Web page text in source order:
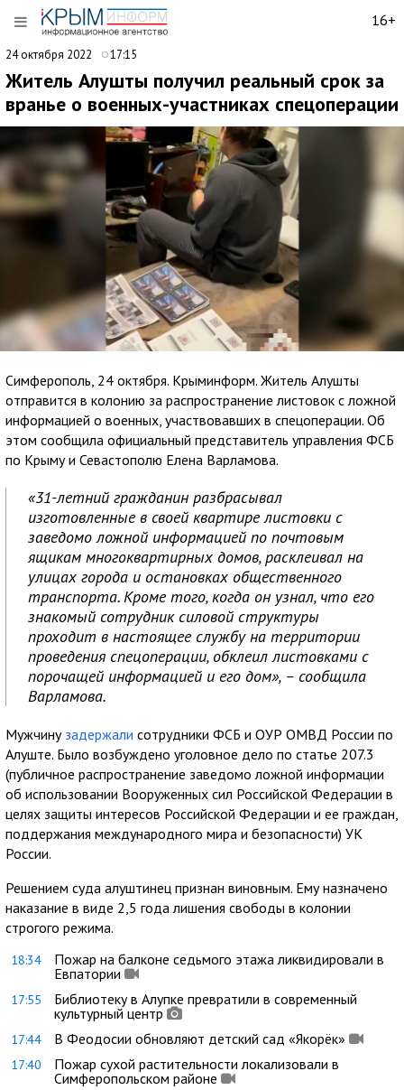
16+
24 октября 2022 17:15
Житель Алушты получил реальный срок за
вранье о военных-участниках спецоперации
Симферополь, 24 октября. Крыминформ. Житель Алушты
отправится в колонию за распространение листовок с ложной
информацией о военных, участвовавших в спецоперации. Об
этом сообщила официальный представитель управления ФСБ
по Крыму и Севастополю Елена Варламова.
«31-летний гражданин разбрасывал
изготовленные в своей квартире листовки с
заведомо ложной информацией по почтовым
ящикам многоквартирных домов, расклеивал на
улицах города и остановках общественного
транспорта. Кроме того, когда он узнал, что его
знакомый сотрудник силовой структуры
проходит в настоящее службу на территории
проведения спецоперации, обклеил листовками с
порочащей информацией и его дом», – сообщила
Варламова.
Мужчину задержали сотрудники ФСБ и ОУР ОМВД России по
Алуште. Было возбуждено уголовное дело по статье 207.3
(публичное распространение заведомо ложной информации
об использовании Вооруженных сил Российской Федерации в
целях защиты интересов Российской Федерации и ее граждан,
поддержания международного мира и безопасности) УК
России.
Решением суда алуштинец признан виновным. Ему назначено
наказание в виде 2,5 года лишения свободы в колонии
строгого режима.
18:34
Пожар на балконе седьмого этажа ликвидировали в
Евпатории
17:55
Библиотеку в Алупке превратили в современный
культурный центр
17:44 В Феодосии обновляют детский сад «Якорёк»
17:40
Пожар сухой растительности локализовали в
Симферопольском районе